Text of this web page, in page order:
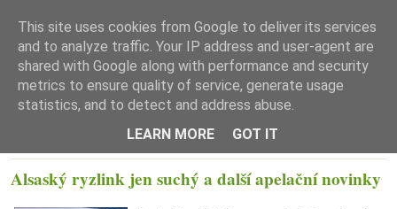
☰ Menu
Alsaský ryzlink jen suchý a další apelační novinky
This site uses cookies from Google to deliver its services
and to analyze traffic. Your IP address and user-agent are
shared with Google along with performance and security
metrics to ensure quality of service, generate usage
statistics, and to detect and address abuse.
LEARN MORE
GOT IT